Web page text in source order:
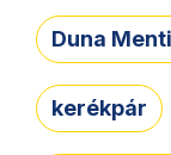
Duna
kerékpár